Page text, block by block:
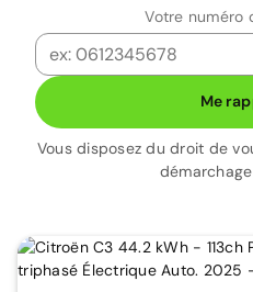
Votre numéro
Me
Vous disposez du droit de